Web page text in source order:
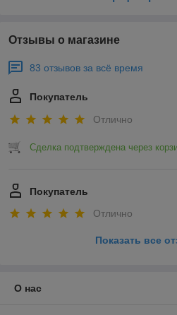
Отзывы о магазине
83 отзывов за всё время
Покупатель
Отлично
Сделка подтверждена через
Покупатель
Отлично
Показать все
О нас